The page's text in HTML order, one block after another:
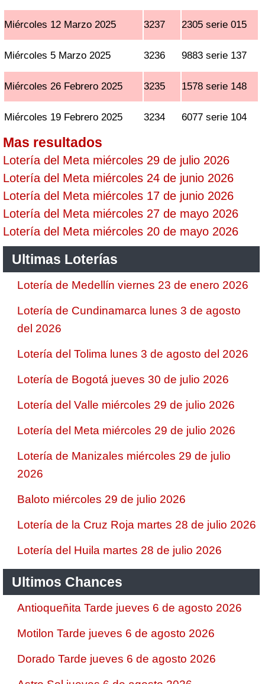
Miércoles 12 Marzo 2025 3237 2305 serie 015
Miércoles 5 Marzo 2025 3236 9883 serie 137
Miércoles 26 Febrero 2025 3235 1578 serie 148
Miércoles 19 Febrero 2025 3234 6077 serie 104
Mas resultados
Lotería del Meta miércoles 29 de julio 2026
Lotería del Meta miércoles 24 de junio 2026
Lotería del Meta miércoles 17 de junio 2026
Lotería del Meta miércoles 27 de mayo 2026
Lotería del Meta miércoles 20 de mayo 2026
Ultimas Loterías
Lotería de Medellín viernes 23 de enero 2026
Lotería de Cundinamarca lunes 3 de agosto
del 2026
Lotería del Tolima lunes 3 de agosto del 2026
Lotería de Bogotá jueves 30 de julio 2026
Lotería del Valle miércoles 29 de julio 2026
Lotería del Meta miércoles 29 de julio 2026
Lotería de Manizales miércoles 29 de julio
2026
Baloto miércoles 29 de julio 2026
Lotería de la Cruz Roja martes 28 de julio 2026
Lotería del Huila martes 28 de julio 2026
Ultimos Chances
Antioqueñita Tarde jueves 6 de agosto 2026
Motilon Tarde jueves 6 de agosto 2026
Dorado Tarde jueves 6 de agosto 2026